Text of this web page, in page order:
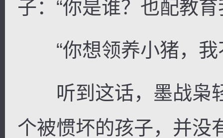
子：“你是谁？也配教
“你想领养小猪，我
听到这话，墨战枭
个被惯坏的孩子，并没